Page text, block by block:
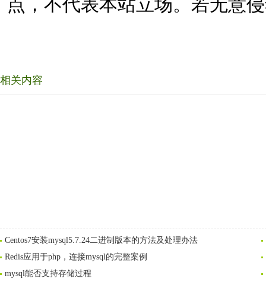
点，不代表本站立场。若无意
相关内容
Centos7安装mysql5.7.24二进制版本的方法及处理办法
Redis应用于php，连接mysql的完整案例
mysql能否支持存储过程